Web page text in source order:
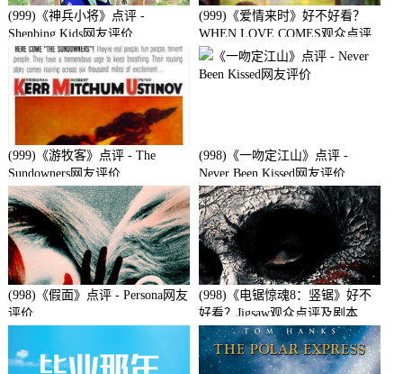
(999)《神兵小将》点评 -
Shenbing Kids网友评价
(999)《爱情来时》好不好看？
WHEN LOVE COMES观众点评
及剧本
(999)《游牧客》点评 - The
Sundowners网友评价
(998)《一吻定江山》点评 -
Never Been Kissed网友评价
(998)《假面》点评 - Persona网友
评价
(998)《电锯惊魂8：竖锯》好不
好看？Jigsaw观众点评及剧本